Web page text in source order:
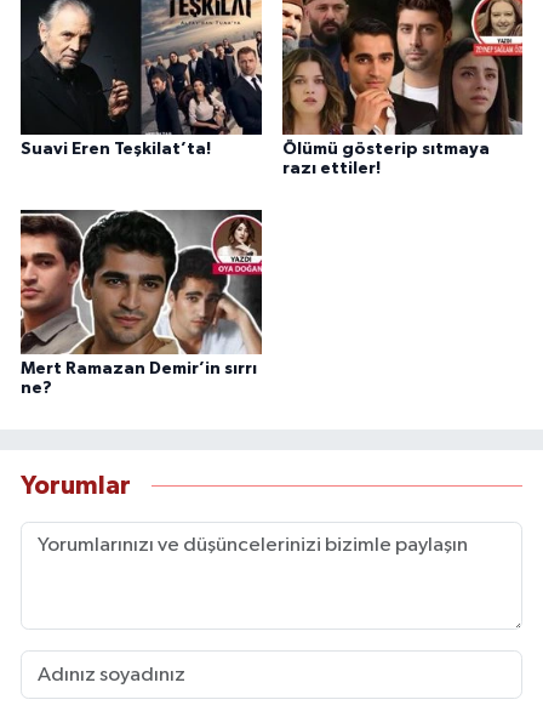
Suavi Eren Teşkilat’ta!
Ölümü gösterip sıtmaya
razı ettiler!
Mert Ramazan Demir’in sırrı
ne?
Yorumlar